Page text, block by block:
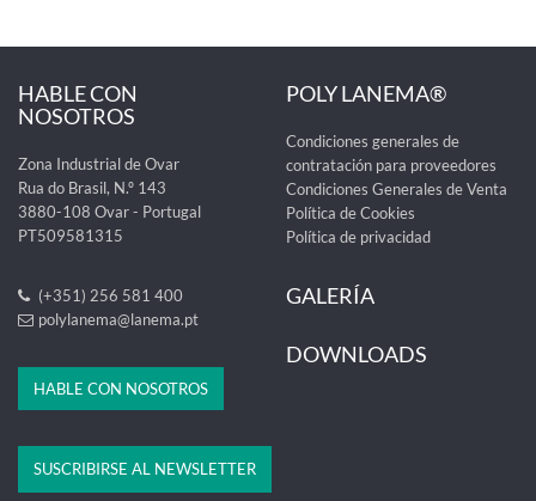
HABLE CON
NOSOTROS
Zona Industrial de Ovar
Rua do Brasil, N.º 143
3880-108 Ovar - Portugal
PT509581315
(+351) 256 581 400
polylanema@lanema.pt
HABLE CON NOSOTROS
POLY LANEMA®
Condiciones generales de
contratación para proveedores
Condiciones Generales de Venta
Política de Cookies
Política de privacidad
GALERÍA
DOWNLOADS
SUSCRIBIRSE AL NEWSLETTER